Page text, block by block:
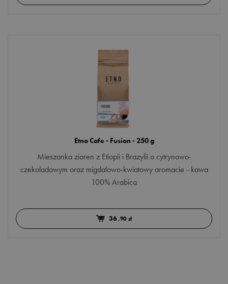
Etno Cafe - Fusion - 250 g
Mieszanka ziaren z Etiopii i Brazylii o cytrynowo-
czekoladowym oraz migdałowo-kwiatowy aromacie - kawa
100% Arabica
36,90 zł